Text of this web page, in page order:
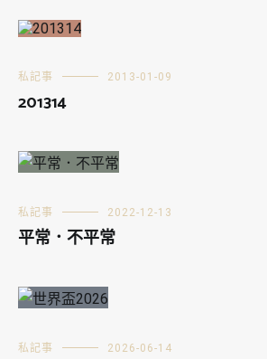
私記事 2013-01-09
201314
私記事 2022-12-13
平常．不平常
私記事 2026-06-14